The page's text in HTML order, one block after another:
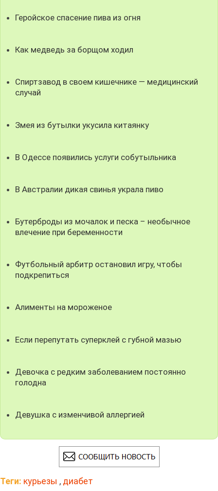
Геройское спасение пива из огня
Как медведь за борщом ходил
Спиртзавод в своем кишечнике — медицинский
случай
Змея из бутылки укусила китаянку
В Одессе появились услуги собутыльника
В Австралии дикая свинья украла пиво
Бутерброды из мочалок и песка – необычное
влечение при беременности
Футбольный арбитр остановил игру, чтобы
подкрепиться
Алименты на мороженое
Если перепутать суперклей с губной мазью
Девочка с редким заболеванием постоянно
голодна
Девушка с изменчивой аллергией
Теги: курьезы , диабет